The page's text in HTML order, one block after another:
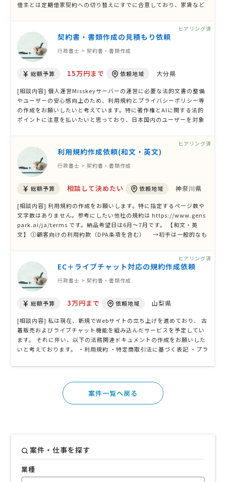
借主とは定期借家契約への切り替えにすでに合意しており、家賃など
ールでのご連絡 …契約書・書類作成の見積もり依頼
行政書士 > 契約書・書類作成
総額予算 15万円まで 依頼地域 大分県
[相談内容] 個人運営Misskeyサーバーの運営に必要な法的文書の整備
やユーザーの安心感向上のため、利用規約とプライバシーポリシー等
の作成をお願いしたいと考えています。特に著作権とAIに関する法的
ポイントに注意を払いたいと思っており、日本国内のユーザーを対象
ヒアリング済
利用規約作成依頼(和文・英文)
行政書士 > 契約書・書類作成
総額予算 相談して決めたい 依頼地域 神奈川県
[相談内容] 利用規約の作成をお願いします。特に指定するページ数や
文字数はありません。参考にしたい他社の規約は https://www.gens
park.ai/ja/terms です。納品希望日は6月～7月です。 【和文・英
文】 ①顧客向けの利用約款（DPA条項を含む） →初手は一般的なも
リフォルニア州消費者プライバ …
ヒアリング済
EC＋ライブチャット対応の規約作成依頼
行政書士 > 契約書・書類作成
総額予算 3万円まで 依頼地域 山梨県
[相談内容] 私は現在、新規でWebサイトの立ち上げを進めており、 古
着販売およびライブチャット機能を組み込んだサービスを予定してい
ます。 それに伴い、以下の法務関連ドキュメントの作成をお願いした
いと考えております。 ・利用規約 ・特定商取引法に基づく表記 ・プラ
の作成を重視しており、 特に以下の点を踏まえたご提案をいただける
ヒアリング済
案件一覧へ戻る
案件・仕事を探す
業種